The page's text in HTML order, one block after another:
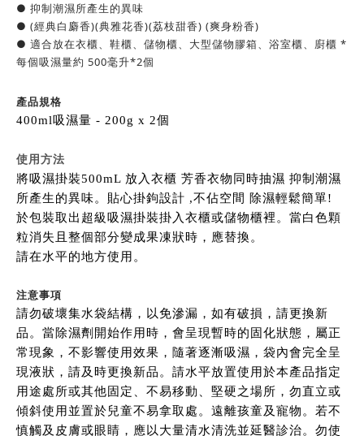
● 抑制潮濕所產生的異味
● (經典白麝香)(典雅花香)(荔枝甜香) (爽身粉香)
● 適合放在衣櫃、鞋櫃、儲物櫃、大型儲物膠箱、浴室櫃、廚櫃 *
每個吸濕量約 500毫升*2個
產品規格
400ml吸濕量 - 200g x 2個
使用方法
將吸濕掛裝500mL 放入衣櫃 芳香衣物同時抽濕 抑制潮濕
所產生的異味。貼心掛鉤設計 ,不佔空間 除濕輕鬆簡單!
於包裝取出超級吸濕掛裝掛入衣櫃或儲物櫃裡。當白色顆
粒消失且整個部分變成果凍狀時，應替換。
請在水平的地方使用。
注意事項
請勿破壞集水袋結構，以免滲漏，如有破損，請更換新
品。當除濕劑開始作用時，會呈現暫時的固化狀態，屬正
常現象，不影響使用效果，隨著逐漸吸濕，袋內會完全呈
現液狀，請及時更換新品。請水平放置使用於本產品指定
用途處所或其他固定、不易移動、堅硬之場所，勿直立或
傾斜使用並置於兒童不易拿取處。遠離孩童及寵物。若不
慎觸及皮膚或眼睛，應以大量清水清洗並延醫診治。勿使